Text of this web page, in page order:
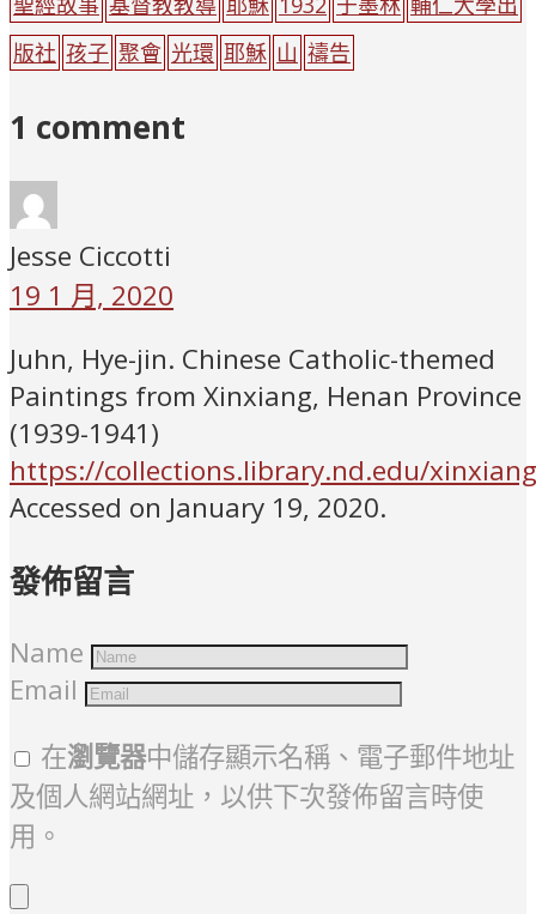
版社 孩子 聚會 光環 耶穌 山 禱告
1 comment
Jesse Ciccotti
19 1 月, 2020
Juhn, Hye-jin. Chinese Catholic-themed
Paintings from Xinxiang, Henan Province
(1939-1941)
https://collections.library.nd.edu/xinxiang
Accessed on January 19, 2020.
發佈留言
Name
Email
在瀏覽器中儲存顯示名稱、電子郵件地址
及個人網站網址，以供下次發佈留言時使
用。